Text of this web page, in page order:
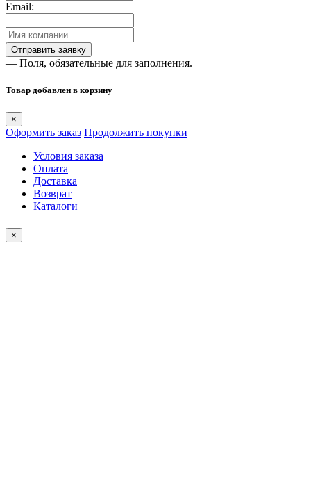
Email:
— Поля, обязательные для заполнения.
Товар добавлен в корзину
×
Оформить заказ Продолжить покупки
Условия заказа
Оплата
Доставка
Возврат
Каталоги
×